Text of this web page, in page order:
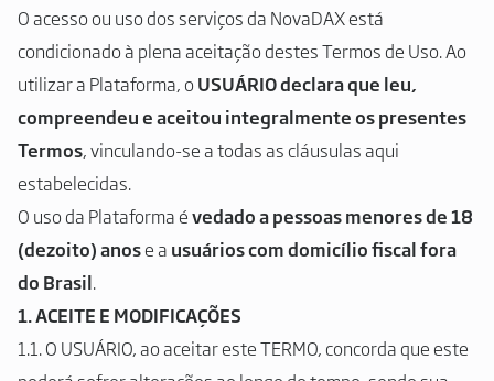
O acesso ou uso dos serviços da NovaDAX está
condicionado à plena aceitação destes Termos de Uso. Ao
utilizar a Plataforma, oUSUÁRIO declara que leu,
compreendeu e aceitou integralmente os presentes
Termos, vinculando-se a todas as cláusulas aqui
estabelecidas.
O uso da Plataforma évedado a pessoas menores de 18
(dezoito) anose a usuários com domicílio fiscal fora
do Brasil.
1. ACEITE E MODIFICAÇÕES
1.1. O USUÁRIO, ao aceitar este TERMO, concorda que este